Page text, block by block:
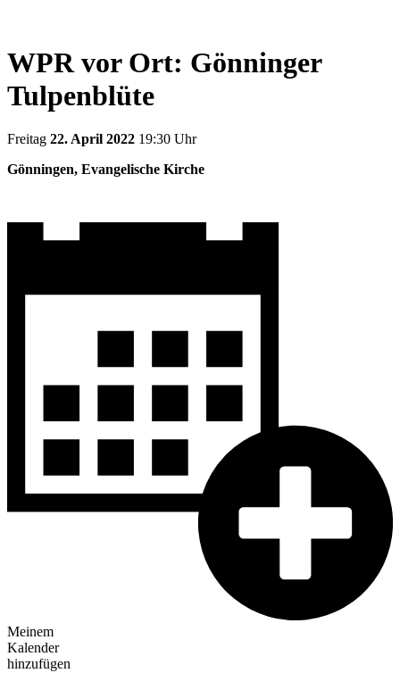
WPR vor Ort: Gönninger
Tulpenblüte
Freitag 22. April 2022 19:30 Uhr
Gönningen, Evangelische Kirche
Meinem
Kalender
hinzufügen